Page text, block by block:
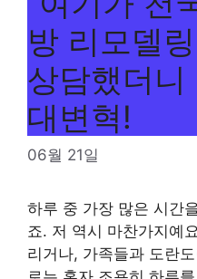
방 리모델
상담했더니
대변혁!
06월 21일
하루 중 가장 많은 시간
죠. 저 역시 마찬가지예
리거나, 가족들과 도란